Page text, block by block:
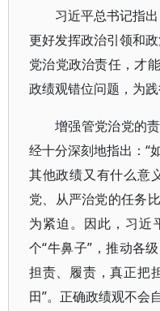
习近平总书记指
更好发挥政治引领和
党治党政治责任，才
政绩观错位问题，为
增强管党治党的
经十分深刻地指出：“
其他政绩又有什么意
党、从严治党的任务
为紧迫。因此，习近
个“牛鼻子”，推动各
担责、履责，真正把
田”。正确政绩观不会